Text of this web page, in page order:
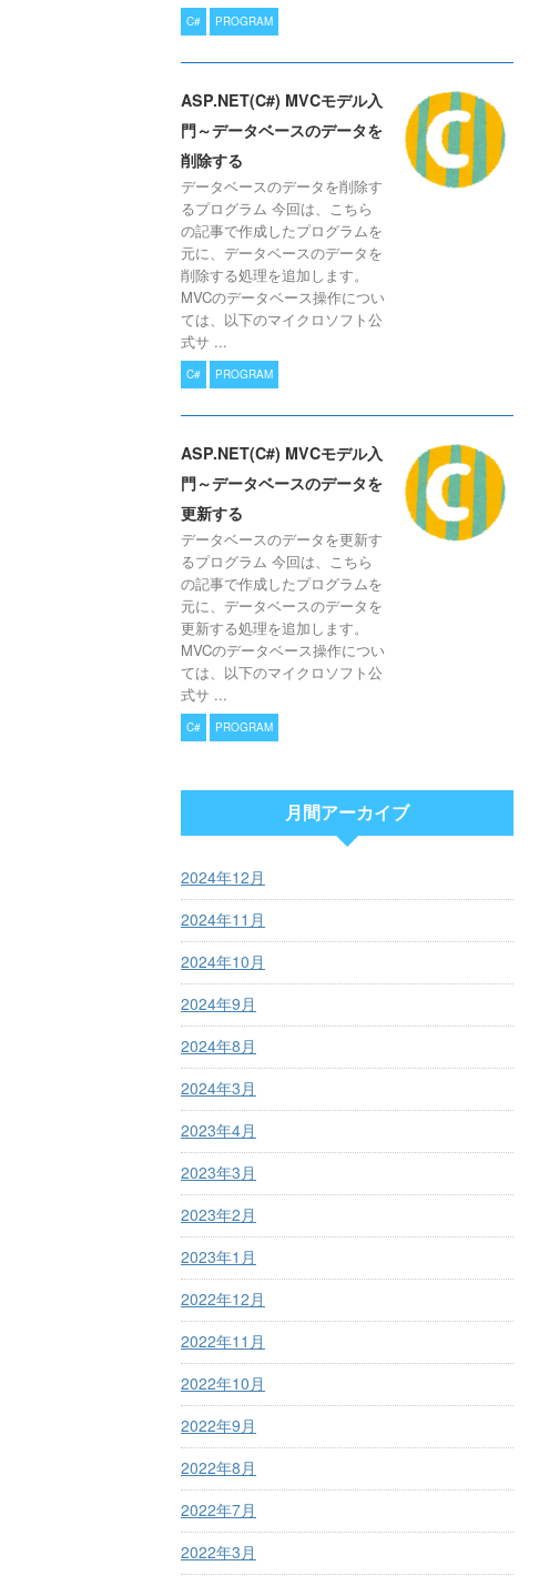
C# PROGRAM
ASP.NET(C#) MVCモデル入
門～データベースのデータを
削除する
データベースのデータを削除す
るプログラム 今回は、こちら
の記事で作成したプログラムを
元に、データベースのデータを
削除する処理を追加します。
MVCのデータベース操作につい
ては、以下のマイクロソフト公
式サ ...
C# PROGRAM
ASP.NET(C#) MVCモデル入
門～データベースのデータを
更新する
データベースのデータを更新す
るプログラム 今回は、こちら
の記事で作成したプログラムを
元に、データベースのデータを
更新する処理を追加します。
MVCのデータベース操作につい
ては、以下のマイクロソフト公
式サ ...
C# PROGRAM
月間アーカイブ
2024年12月
2024年11月
2024年10月
2024年9月
2024年8月
2024年3月
2023年4月
2023年3月
2023年2月
2023年1月
2022年12月
2022年11月
2022年10月
2022年9月
2022年8月
2022年7月
2022年3月